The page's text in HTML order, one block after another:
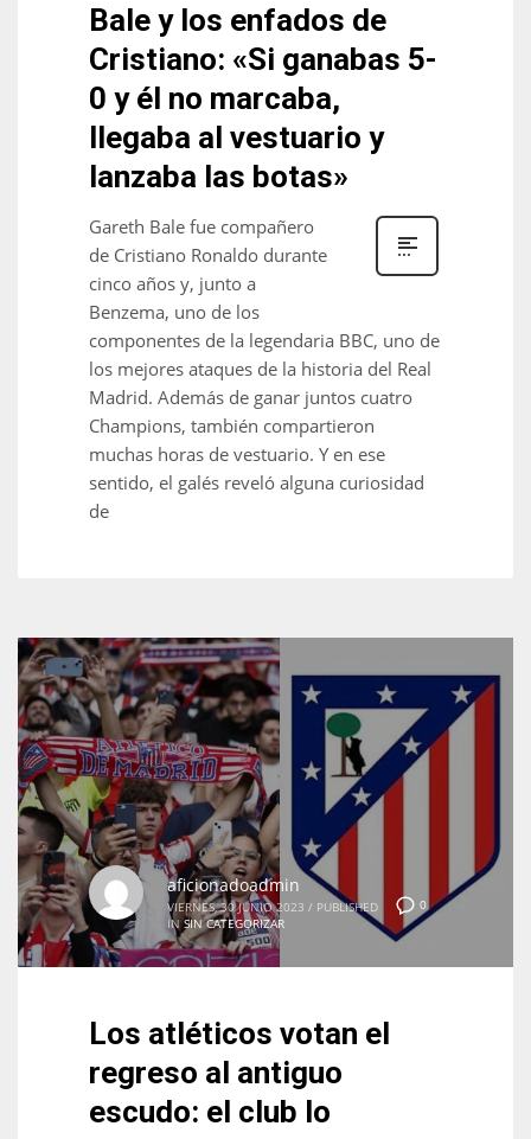
Bale y los enfados de
Cristiano: «Si ganabas 5-
0 y él no marcaba,
llegaba al vestuario y
lanzaba las botas»
Gareth Bale fue compañero
de Cristiano Ronaldo durante
cinco años y, junto a
Benzema, uno de los
componentes de la legendaria BBC, uno de
los mejores ataques de la historia del Real
Madrid. Además de ganar juntos cuatro
Champions, también compartieron
muchas horas de vestuario. Y en ese
sentido, el galés reveló alguna curiosidad
de
0
aficionadoadmin
VIERNES, 30 JUNIO 2023 / PUBLISHED
IN SIN CATEGORIZAR
Los atléticos votan el
regreso al antiguo
escudo: el club lo